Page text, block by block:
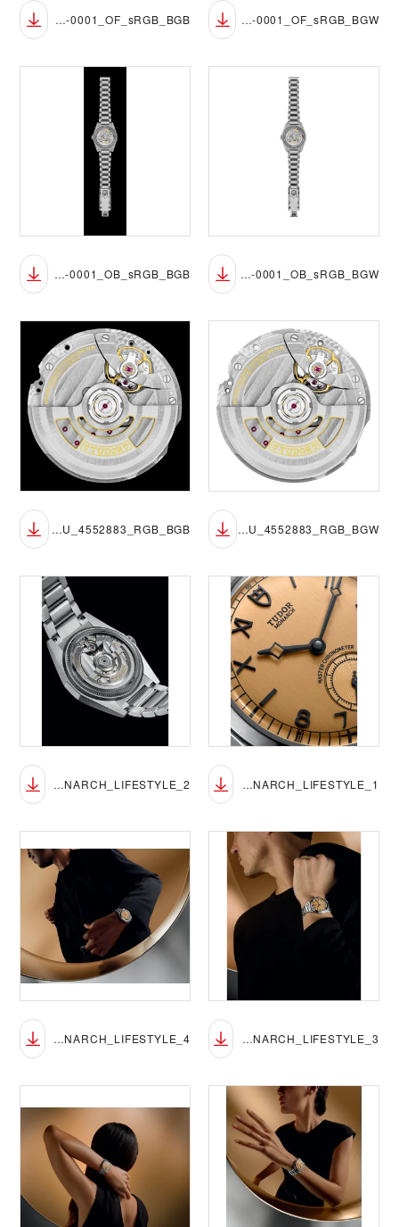
M2639W1A0U-0001_OF_sRGB_BGW
M2639W1A0U-0001_OF_sRGB_BGB
M2639W1A0U-0001_OB_sRGB_BGW
M2639W1A0U-0001_OB_sRGB_BGB
M2639W1A0U_4552883_RGB_BGW
M2639W1A0U_4552883_RGB_BGB
TUDOR_NP26_MONARCH_LIFESTYLE_1
TUDOR_NP26_MONARCH_LIFESTYLE_2
TUDOR_NP26_MONARCH_LIFESTYLE_3
TUDOR_NP26_MONARCH_LIFESTYLE_4